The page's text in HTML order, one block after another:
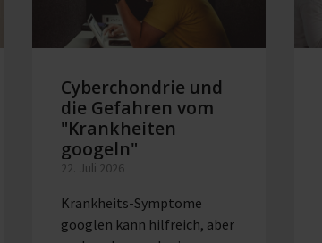
Cyberchondrie und
die Gefahren vom
"Krankheiten
googeln"
22. Juli 2026
Krankheits-Symptome
googlen kann hilfreich, aber